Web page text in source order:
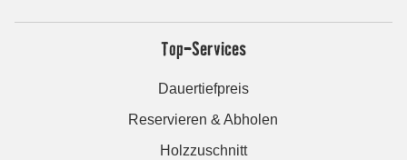
Top-Services
Dauertiefpreis
Reservieren & Abholen
Holzzuschnitt